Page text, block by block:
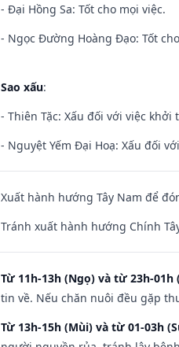
- Đại Hồng Sa: Tốt cho mọi việc.
- Ngọc Đường Hoàng Đạo: Tốt
Sao xấu:
- Thiên Tặc: Xấu đối với việc
- Nguyệt Yếm Đại Hoạ: Xấu đối
Xuất hành hướng Tây Nam để
Tránh xuất hành hướng Chính
Từ 11h-13h (Ngọ) và từ 23h-01h
tin về. Nếu chăn nuôi đều gặp
Từ 13h-15h (Mùi) và từ 01-03h